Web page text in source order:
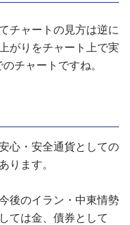
チャートの見方は逆に
がりをチャート上で実
チャートですね。
心・安全通貨としての
ります。
後のイラン・中東情勢
ては金、債券として